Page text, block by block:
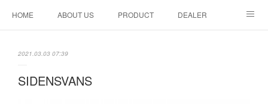
HOME ABOUT US PRODUCT DEALER
2021.03.03 07:39
SIDENSVANS